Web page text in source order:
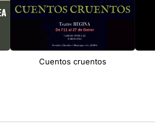
Cuentos cruentos